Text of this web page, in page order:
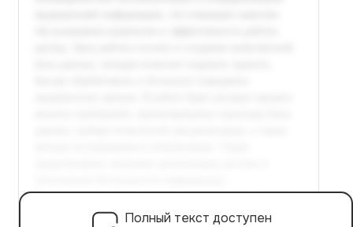
Полный текст доступен